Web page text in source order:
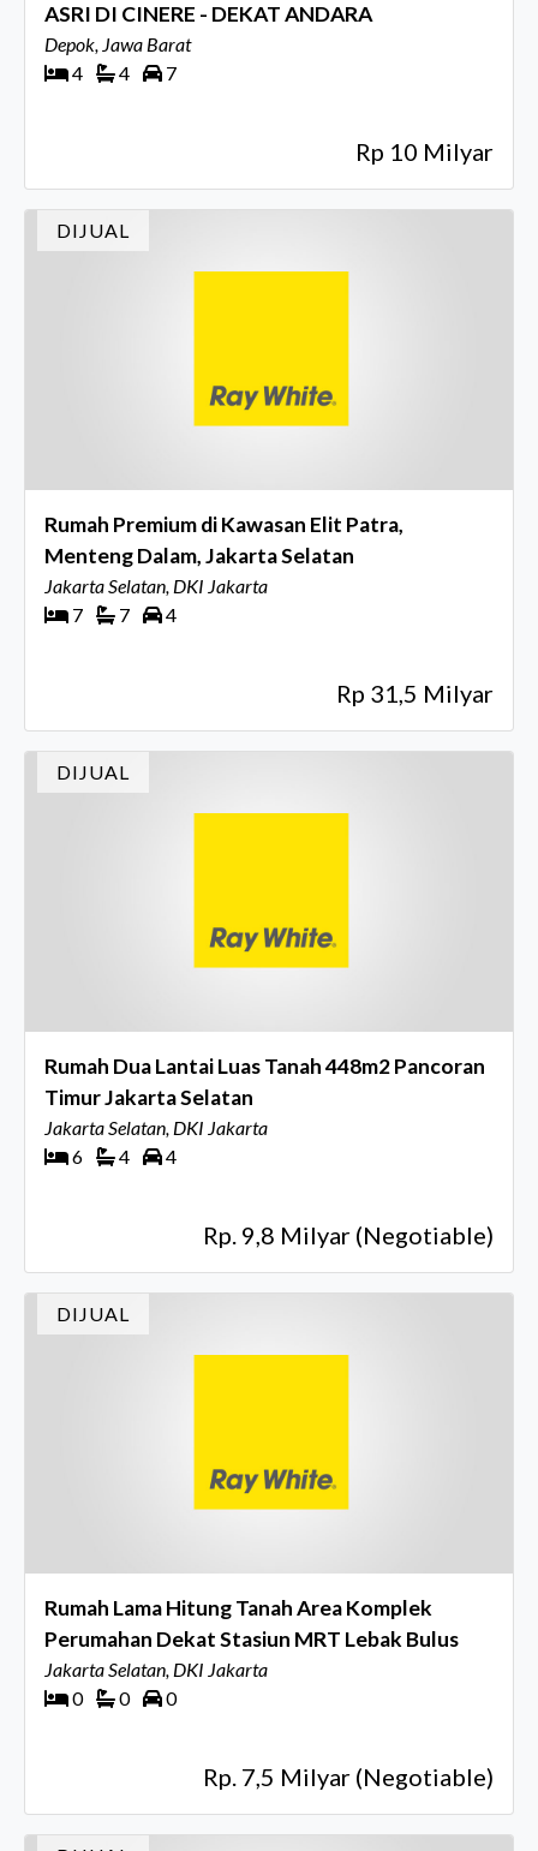
ASRI DI CINERE - DEKAT ANDARA
Depok, Jawa Barat
4
4 7
Rp 10 Milyar
DIJUAL
Rumah Premium di Kawasan Elit Patra,
Menteng Dalam, Jakarta Selatan
Jakarta Selatan, DKI Jakarta
7
7 4
Rp 31,5 Milyar
DIJUAL
Rumah Dua Lantai Luas Tanah 448m2 Pancoran
Timur Jakarta Selatan
Jakarta Selatan, DKI Jakarta
6
4 4
Rp. 9,8 Milyar (Negotiable)
DIJUAL
Rumah Lama Hitung Tanah Area Komplek
Perumahan Dekat Stasiun MRT Lebak Bulus
Jakarta Selatan, DKI Jakarta
0
0 0
Rp. 7,5 Milyar (Negotiable)